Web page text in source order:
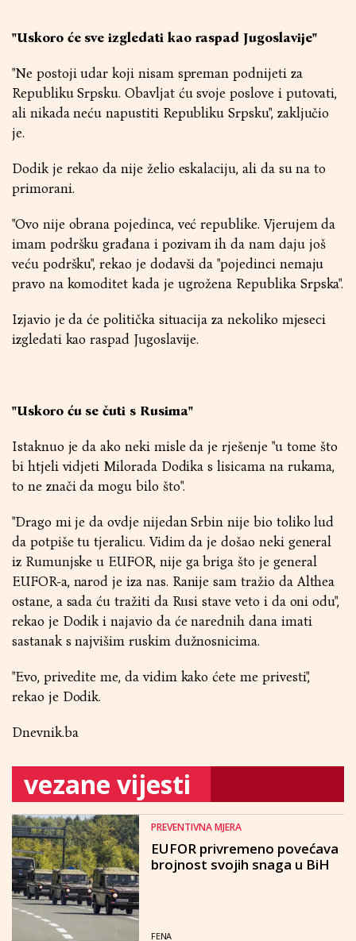
"Uskoro će sve izgledati kao raspad Jugoslavije"
"Ne postoji udar koji nisam spreman podnijeti za
Republiku Srpsku. Obavljat ću svoje poslove i putovati,
ali nikada neću napustiti Republiku Srpsku", zaključio
je.
Dodik je rekao da nije želio eskalaciju, ali da su na to
primorani.
"Ovo nije obrana pojedinca, već republike. Vjerujem da
imam podršku građana i pozivam ih da nam daju još
veću podršku", rekao je dodavši da "pojedinci nemaju
pravo na komoditet kada je ugrožena Republika Srpska".
Izjavio je da će politička situacija za nekoliko mjeseci
izgledati kao raspad Jugoslavije.
"Uskoro ću se čuti s Rusima"
Istaknuo je da ako neki misle da je rješenje "u tome što
bi htjeli vidjeti Milorada Dodika s lisicama na rukama,
to ne znači da mogu bilo što".
"Drago mi je da ovdje nijedan Srbin nije bio toliko lud
da potpiše tu tjeralicu. Vidim da je došao neki general
iz Rumunjske u EUFOR, nije ga briga što je general
EUFOR-a, narod je iza nas. Ranije sam tražio da Althea
ostane, a sada ću tražiti da Rusi stave veto i da oni odu",
rekao je Dodik i najavio da će narednih dana imati
sastanak s najvišim ruskim dužnosnicima.
"Evo, privedite me, da vidim kako ćete me privesti",
rekao je Dodik.
Dnevnik.ba
vezane vijesti
PREVENTIVNA MJERA
EUFOR privremeno povećava
brojnost svojih snaga u BiH
FENA